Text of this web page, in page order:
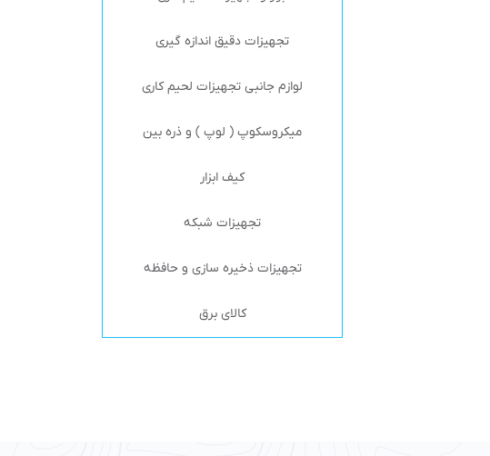
تجهیزات دقیق اندازه گیری
لوازم جانبی تجهیزات لحیم کاری
میکروسکوپ ( لوپ ) و ذره بین
کیف ابزار
تجهیزات شبکه
تجهیزات ذخیره سازی و حافظه
کالای برق